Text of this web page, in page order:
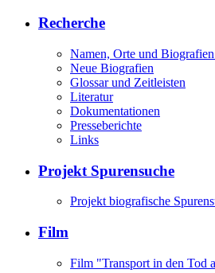
Recherche
Namen, Orte und Biografien
Neue Biografien
Glossar und Zeitleisten
Literatur
Dokumentationen
Presseberichte
Links
Projekt Spurensuche
Projekt biografische
Film
Film "Transport in den Tod